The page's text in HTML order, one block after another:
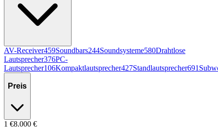
AV-Receiver459Soundbars244Soundsysteme580Drahtlose
Lautsprecher376PC-
Lautsprecher106Kompaktlautsprecher427Standlautsprecher691
Preis
1 €8.000 €